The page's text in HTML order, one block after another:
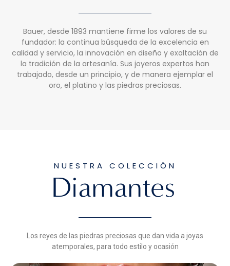
Bauer, desde 1893 mantiene firme los valores de su
fundador: la continua búsqueda de la excelencia en
calidad y servicio, la innovación en diseño y exaltación de
la tradición de la artesanía. Sus joyeros expertos han
trabajado, desde un principio, y de manera ejemplar el
oro, el platino y las piedras preciosas.
NUESTRA COLECCIÓN
Diamantes
Los reyes de las piedras preciosas que dan vida a joyas
atemporales, para todo estilo y ocasión